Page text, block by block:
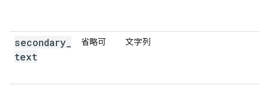
secondary
text
省略可 文字列